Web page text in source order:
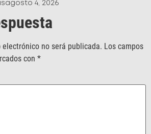
agosto 4, 2026
no será publicada. Los campos
con *